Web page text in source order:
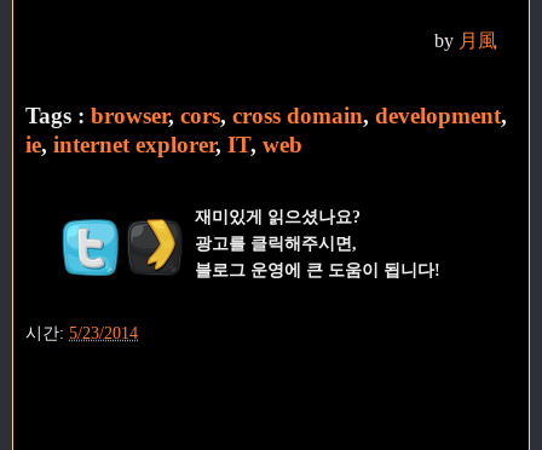
by 月風
Tags : browser, cors, cross domain, development,
ie, internet explorer, IT, web
재미있게 읽으셨나요?
광고를 클릭해주시면,
블로그 운영에 큰 도움이 됩니다!
시간: 5/23/2014